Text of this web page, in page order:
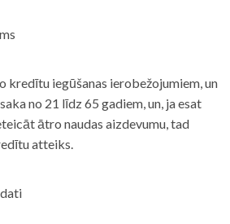
kredītu iegūšanas ierobežojumiem, un
no 21 līdz 65 gadiem, un, ja esat
ātro naudas aizdevumu, tad
atteiks.